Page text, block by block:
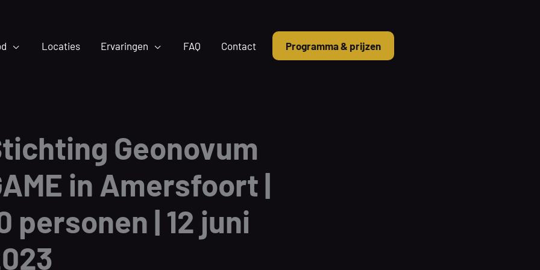
Locaties Ervaringen FAQ Contact Programma & prijzen
Geonovum
in Amersfoort |
personen | 12 juni